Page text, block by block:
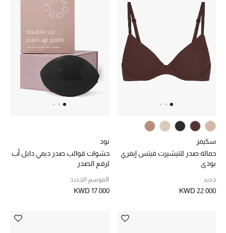
خصم حتى 70%
تسوقوا الآن
ما وصلنا حديثاً
الحقائب النسائية
سكيمز
حمالة صدر للتيشيرت فيتس إيفري
بودي
جديد
KWD 22.000
نود
حشوات قوالب صدر ديمي دابل أب
لرفع الصدر
الموسم الجديد
KWD 17.000